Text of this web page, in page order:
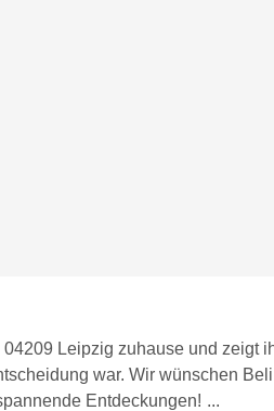
Leipzig zuhause und zeigt
war. Wir wünschen
Entdeckungen!